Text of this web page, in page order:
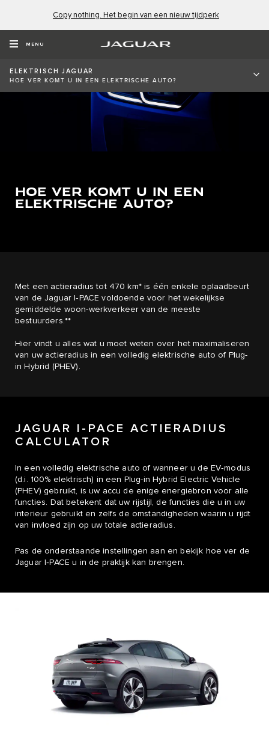
Copy nothing. Het begin van een nieuw tijdperk
MENU
ELEKTRISCH JAGUAR
HOE VER KOMT U IN EEN ELEKTRISCHE AUTO?
HOE VER KOMT U IN EEN
ELEKTRISCHE AUTO?
Met een actieradius tot 470 km* is één enkele oplaadbeurt
van de Jaguar I‑PACE voldoende voor het wekelijkse
gemiddelde woon-werkverkeer van de meeste
bestuurders.**
Hier vindt u alles wat u moet weten over het maximaliseren
van uw actieradius in een volledig elektrische auto of Plug-
in Hybrid (PHEV).
JAGUAR I-PACE ACTIERADIUS
CALCULATOR
In een volledig elektrische auto of wanneer u de EV‑modus
(d.i. 100% elektrisch) in een Plug-in Hybrid Electric Vehicle
(PHEV) gebruikt, is uw accu de enige energiebron voor alle
functies. Dat betekent dat uw rijstijl, de functies die u in uw
interieur gebruikt en zelfs de omstandigheden waarin u rijdt
van invloed zijn op uw totale actieradius.
Pas de onderstaande instellingen aan en bekijk hoe ver de
Jaguar I‑PACE u in de praktijk kan brengen.